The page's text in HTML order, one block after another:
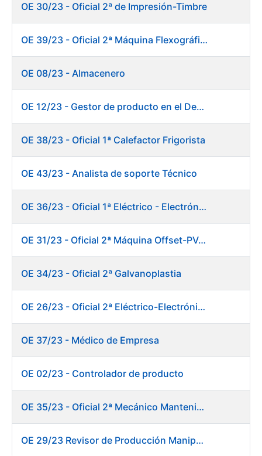
OE 30/23 - Oficial 2ª de Impresión-Timbre
OE 39/23 - Oficial 2ª Máquina Flexográfica y Finalizado
OE 08/23 - Almacenero
OE 12/23 - Gestor de producto en el Departamento Fábrica de Papel (Burgos)
OE 38/23 - Oficial 1ª Calefactor Frigorista
OE 43/23 - Analista de soporte Técnico
OE 36/23 - Oficial 1ª Eléctrico - Electrónico Mantenimiento Destacado
OE 31/23 - Oficial 2ª Máquina Offset-PVC 2+colores
OE 34/23 - Oficial 2ª Galvanoplastia
OE 26/23 - Oficial 2ª Eléctrico-Electrónico Mantenimiento Destacado
OE 37/23 - Médico de Empresa
OE 02/23 - Controlador de producto
OE 35/23 - Oficial 2ª Mecánico Mantenimiento Destacado
OE 29/23 Revisor de Producción Manipulado Timbre